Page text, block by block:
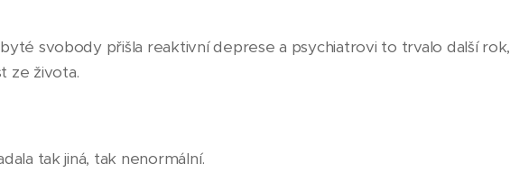
svobody přišla reaktivní deprese a psychiatrovi to trvalo další rok,
ze života.
tak jiná, tak nenormální.